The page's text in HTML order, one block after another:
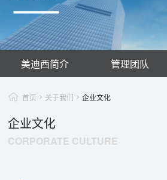
美迪西简介 管理团队
首页 关于我们 企业文化
企业文化
CORPORATE CULTURE